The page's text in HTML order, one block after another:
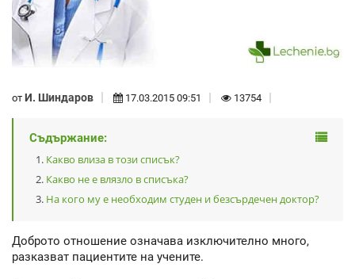
от И. Шиндаров 17.03.2015 09:51 13754
Съдържание:
Какво влиза в този списък?
Какво не е влязло в списъка?
На кого му е необходим студен и безсърдечен доктор?
Доброто отношение означава изключително много,
разказват пациентите на учените.